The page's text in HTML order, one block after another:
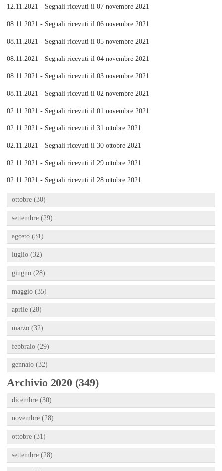
12.11.2021 - Segnali ricevuti il 07 novembre 2021
08.11.2021 - Segnali ricevuti il 06 novembre 2021
08.11.2021 - Segnali ricevuti il 05 novembre 2021
08.11.2021 - Segnali ricevuti il 04 novembre 2021
08.11.2021 - Segnali ricevuti il 03 novembre 2021
08.11.2021 - Segnali ricevuti il 02 novembre 2021
02.11.2021 - Segnali ricevuti il 01 novembre 2021
02.11.2021 - Segnali ricevuti il 31 ottobre 2021
02.11.2021 - Segnali ricevuti il 30 ottobre 2021
02.11.2021 - Segnali ricevuti il 29 ottobre 2021
02.11.2021 - Segnali ricevuti il 28 ottobre 2021
ottobre (30)
settembre (29)
agosto (31)
luglio (32)
giugno (28)
maggio (35)
aprile (28)
marzo (32)
febbraio (29)
gennaio (32)
Archivio 2020 (349)
dicembre (30)
novembre (28)
ottobre (31)
settembre (28)